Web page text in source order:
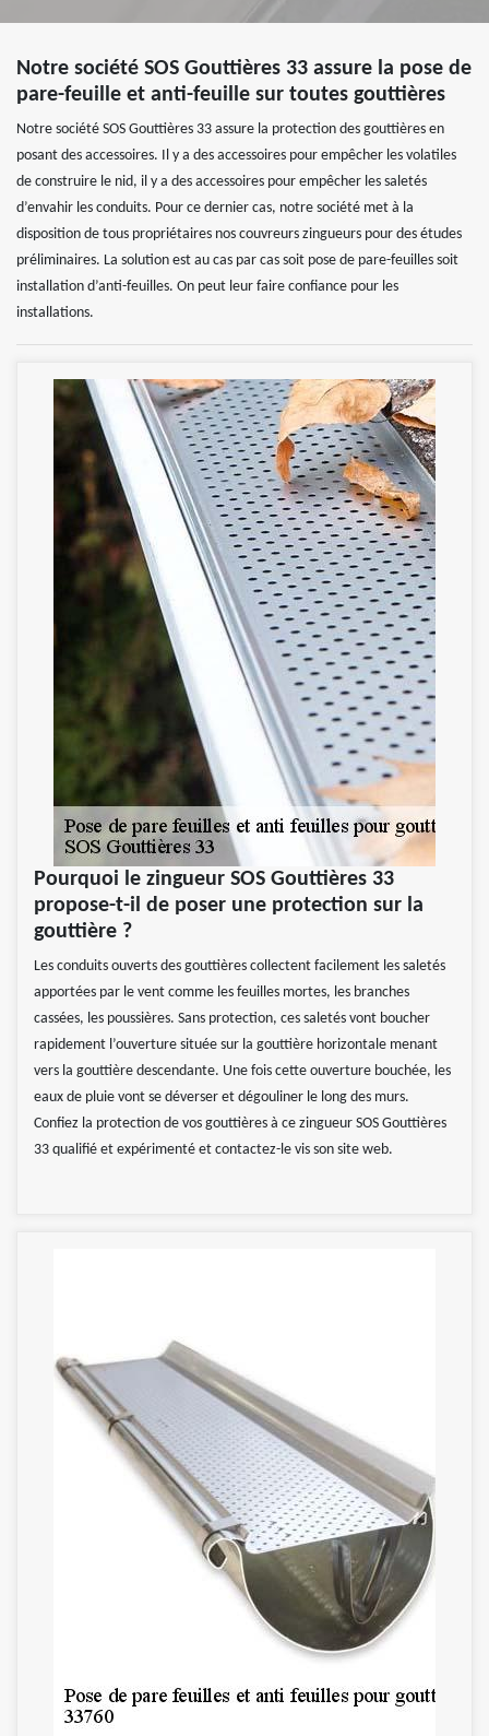
Notre société SOS Gouttières 33 assure la pose de
pare-feuille et anti-feuille sur toutes gouttières
Notre société SOS Gouttières 33 assure la protection des gouttières en
posant des accessoires. Il y a des accessoires pour empêcher les volatiles
de construire le nid, il y a des accessoires pour empêcher les saletés
d’envahir les conduits. Pour ce dernier cas, notre société met à la
disposition de tous propriétaires nos couvreurs zingueurs pour des études
préliminaires. La solution est au cas par cas soit pose de pare-feuilles soit
installation d’anti-feuilles. On peut leur faire confiance pour les
installations.
Pourquoi le zingueur SOS Gouttières 33
propose-t-il de poser une protection sur la
gouttière ?
Les conduits ouverts des gouttières collectent facilement les saletés
apportées par le vent comme les feuilles mortes, les branches
cassées, les poussières. Sans protection, ces saletés vont boucher
rapidement l’ouverture située sur la gouttière horizontale menant
vers la gouttière descendante. Une fois cette ouverture bouchée, les
eaux de pluie vont se déverser et dégouliner le long des murs.
Confiez la protection de vos gouttières à ce zingueur SOS Gouttières
33 qualifié et expérimenté et contactez-le vis son site web.